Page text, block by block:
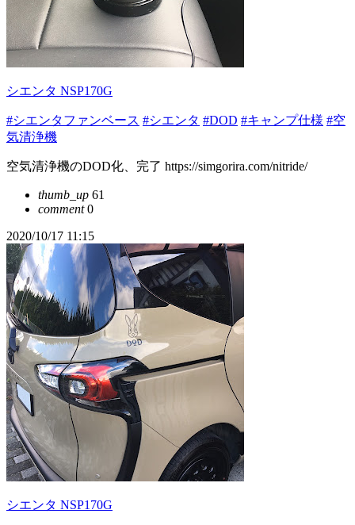
シエンタ NSP170G
#シエンタファンベース #シエンタ #DOD #キャンプ仕様 #空
気清浄機
空気清浄機のDOD化、完了 https://simgorira.com/nitride/
thumb_up 61
comment0
2020/10/17 11:15
シエンタ NSP170G